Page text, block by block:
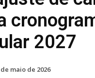
2027
de maio de 2026